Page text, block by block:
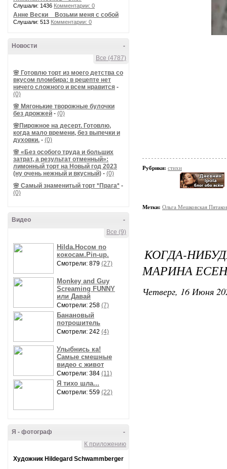
Слушали: 1436 Комментарии: 0
Анне Вески _ Возьми меня с собой
Слушали: 513 Комментарии: 0
-
Новости
Все (4787)
🌸 Готовлю торт из моего детства со
вкусом пломбира: в рецепте нет
ничего сложного и всем нравится -
(0)
🌸 Мягонькие творожные булочки
без дрожжей - (0)
🌸Пирожное на десерт. Готовлю,
когда мало времени, без выпечки и
духовки. - (0)
🌸 «Без особого труда и больших
затрат, а результат отменный»:
лимонный торт на Новый год 2023
(ну очень нежный и вкусный) - (0)
🌸 Самый знаменитый торт *Прага* -
(0)
-
Видео
Все (9)
Hilda.Носом по
кокосам.Pin-up.
Смотрели: 879 (27)
Monkey and Guy
Screaming FUNNY
или Давай
Смотрели: 258 (7)
Банановый
потрошитель
Смотрели: 242 (4)
Улыбнись ка!
Самые смешные
видео с живот
Смотрели: 384 (11)
Я тихо шла...
Смотрели: 559 (22)
-
Я - фотограф
К приложению
Художник Hildegard Schwammberger
Рубрики: стихи
Метки: Ольга Мешковская
КОГДА-
МАРИНА
Четверг, 16 Июня